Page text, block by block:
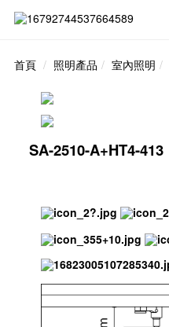
首頁 照明產品 室內照明
SA-2510-A+HT4-413